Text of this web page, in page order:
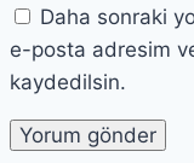
Daha sonraki
e-posta adresim
kaydedilsin.